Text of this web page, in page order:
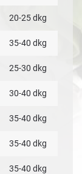
20-25 dkg
35-40 dkg
25-30 dkg
30-40 dkg
35-40 dkg
35-40 dkg
35-40 dkg